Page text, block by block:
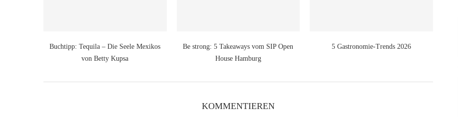
Buchtipp: Tequila – Die Seele Mexikos
von Betty Kupsa
Be strong: 5 Takeaways vom SIP Open
House Hamburg
5 Gastronomie-Trends 2026
KOMMENTIEREN